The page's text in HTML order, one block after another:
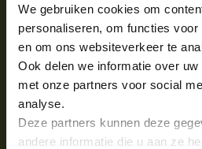
We gebruiken cookies om
personaliseren, om functies
en om ons websiteverkeer te
Ook delen we informatie over
met onze partners voor social
analyse.
Deze partners kunnen deze
andere informatie die u aan ze
Aanmelden voor de nieuwsbrief